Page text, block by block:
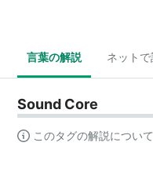
言葉の解説 ネットで
Sound Core
このタグの解説について